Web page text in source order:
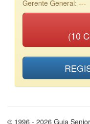
Gerente General: ---
(10
© 1996 - 2026 Guia Senior